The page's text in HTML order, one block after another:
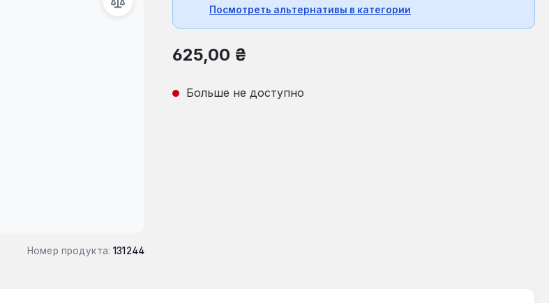
Номер продукта: 131244
Посмотреть альтернативы в категории
Обычная цена:
625,00 ₴
Больше не доступно